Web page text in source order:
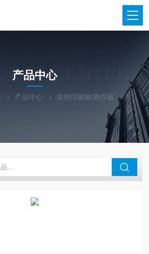
CENTER
产品中心
产品中心 造纸印刷检测仪器 纸张